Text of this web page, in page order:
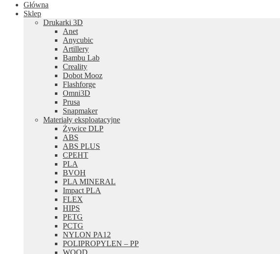
Główna
Sklep
Drukarki 3D
Anet
Anycubic
Artillery
Bambu Lab
Creality
Dobot Mooz
Flashforge
Omni3D
Prusa
Snapmaker
Materiały eksploatacyjne
Żywice DLP
ABS
ABS PLUS
CPEHT
PLA
BVOH
PLA MINERAL
Impact PLA
FLEX
HIPS
PETG
PCTG
NYLON PA12
POLIPROPYLEN – PP
WOOD